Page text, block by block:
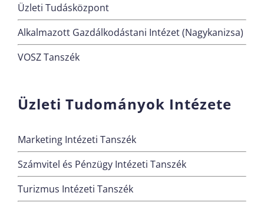
Üzleti Tudásközpont
Alkalmazott Gazdálkodástani Intézet (Nagykanizsa)
VOSZ Tanszék
Üzleti Tudományok Intézete
Marketing Intézeti Tanszék
Számvitel és Pénzügy Intézeti Tanszék
Turizmus Intézeti Tanszék